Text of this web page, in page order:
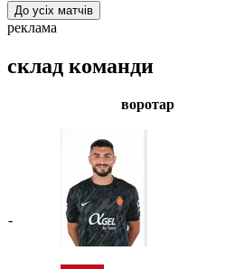
До усіх матчів
реклама
склад команди
воротар
-